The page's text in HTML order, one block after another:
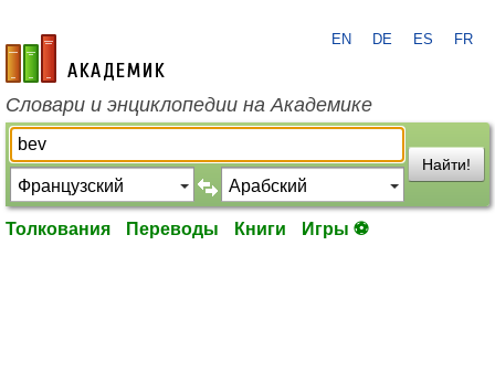
academic.ru
EN DE ES FR
Словари и энциклопедии на Академике
Найти!
Толкования Переводы Книги Игры ⚽